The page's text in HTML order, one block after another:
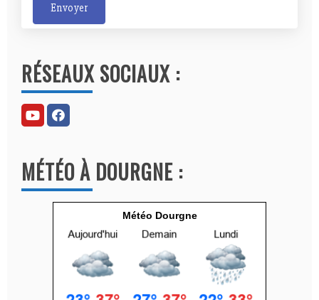
Envoyer
t
e
r
n
t
i
RÉSEAUX SOCIAUX :
MÉTÉO À DOURGNE :
Météo Dourgne